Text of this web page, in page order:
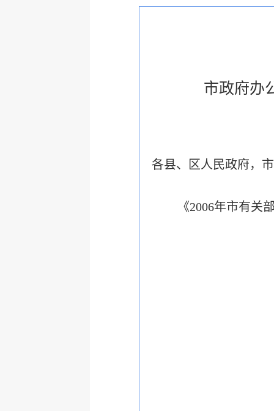
市政府办
各县、区人民政府，
《2006年市有